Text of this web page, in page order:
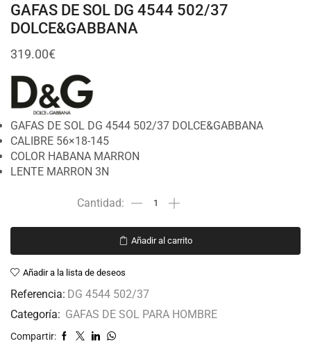
GAFAS DE SOL DG 4544 502/37
DOLCE&GABBANA
319.00€
GAFAS DE SOL DG 4544 502/37 DOLCE&GABBANA
CALIBRE 56×18-145
COLOR HABANA MARRON
LENTE MARRON 3N
Añadir al carrito
Añadir a la lista de deseos
Referencia: DG 4544 502/37
Categoría: GAFAS DE SOL PARA HOMBRE
Compartir: